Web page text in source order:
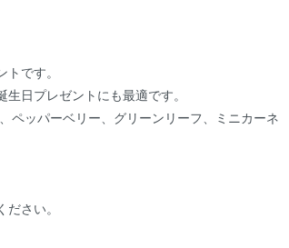
です。
日プレゼントにも最適です。
ペッパーベリー、グリーンリーフ、ミニカーネ
さい。